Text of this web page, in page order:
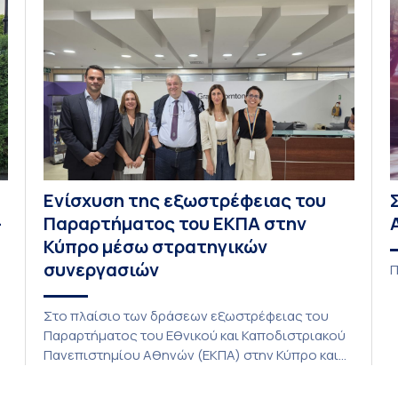
Ενίσχυση της εξωστρέφειας του
Παραρτήματος του ΕΚΠΑ στην
Κύπρο μέσω στρατηγικών
συνεργασιών
Στο πλαίσιο των δράσεων εξωστρέφειας του
Παραρτήματος του Εθνικού και Καποδιστριακού
Πανεπιστημίου Αθηνών (ΕΚΠΑ) στην Κύπρο και